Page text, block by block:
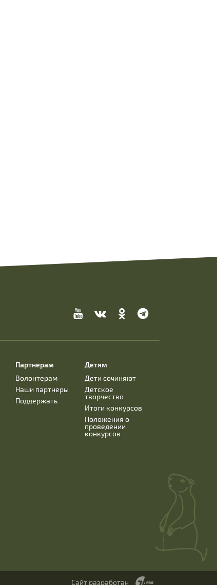
Партнерам
Волонтерам
Наши партнеры
Поддержать
Детям
Дети сочиняют
Детское
творчество
Итоги конкурсов
Положения о
проведении
конкурсов
Сайт разработан